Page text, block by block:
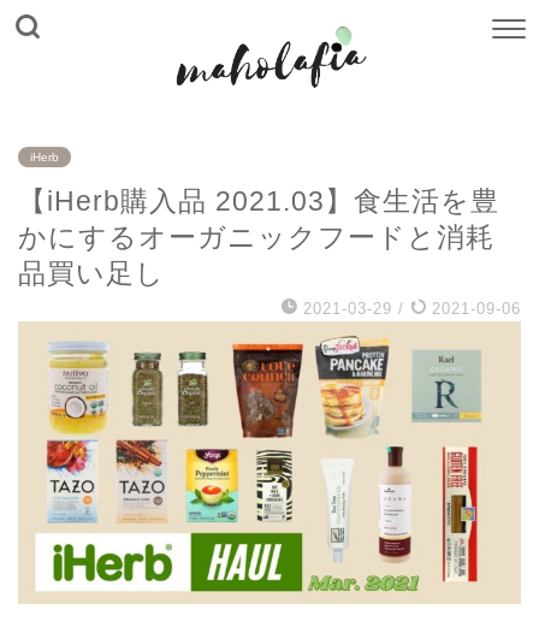
iHerb
【iHerb購入品 2021.03】食生活を豊
かにするオーガニックフードと消耗
品買い足し
2021-03-29 / 2021-09-06